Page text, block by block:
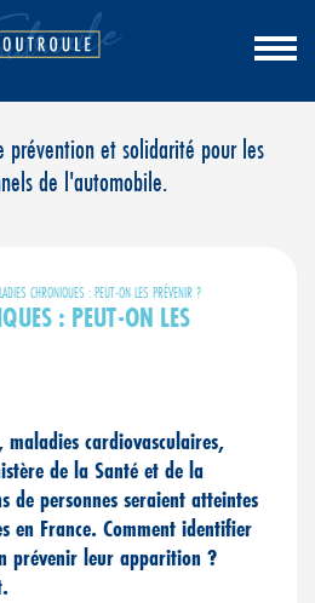
prévention et solidarité pour les
de l'automobile.
CHRONIQUES : PEUT-ON LES PRÉVENIR ?
: PEUT-ON LES
cardiovasculaires,
de la Santé et de la
de personnes seraient atteintes
en France. Comment identifier
prévenir leur apparition ?